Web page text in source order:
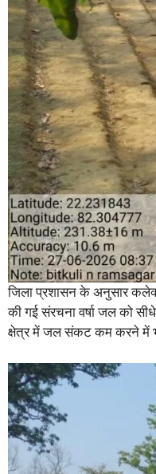
जिला प्रशासन के अनुसार
की गई संरचना वर्षा जल को
क्षेत्र में जल संकट कम करने में